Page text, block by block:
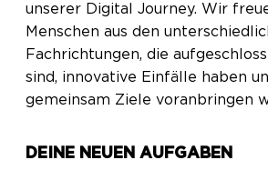
unserer Digital Journey. Wir
Menschen aus den
Fachrichtungen, die
sind, innovative Einfälle haben
gemeinsam Ziele voranbringen
DEINE NEUEN AUFGABEN